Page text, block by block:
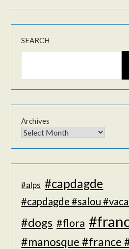
SEARCH
Archives
#alps #capdagde
#capdagde #salou
#dogs #flora
#manosque #france